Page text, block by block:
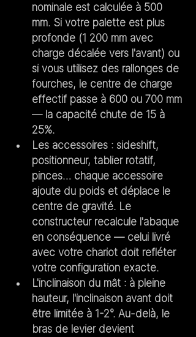
nominale est calculée à 500
mm. Si votre palette est plus
profonde (1 200 mm avec
charge décalée vers l'avant) ou
si vous utilisez des rallonges de
fourches, le centre de charge
effectif passe à 600 ou 700 mm
— la capacité chute de 15 à
25%.
Les accessoires : sideshift,
positionneur, tablier rotatif,
pinces… chaque accessoire
ajoute du poids et déplace le
centre de gravité. Le
constructeur recalcule l'abaque
en conséquence — celui livré
avec votre chariot doit refléter
votre configuration exacte.
L'inclinaison du mât : à pleine
hauteur, l'inclinaison avant doit
être limitée à 1-2°. Au-delà, le
bras de levier devient